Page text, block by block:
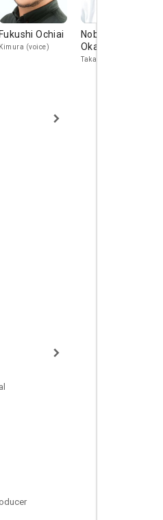
Fukushi Ochiai
Kimura (voice)
Nobuhiko
Okamoto
Takao (voice)